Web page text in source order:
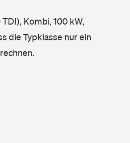
Kombi, 100 kW,
die Typklasse nur ein